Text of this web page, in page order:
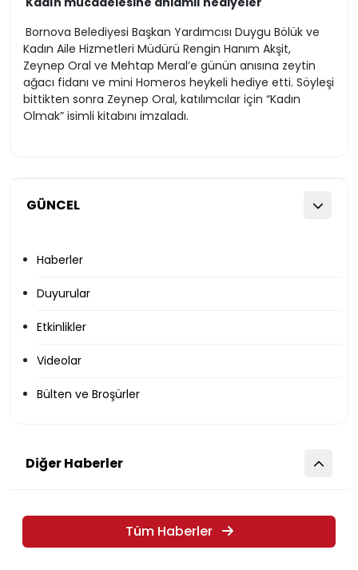
GÜNCEL
Haberler
Duyurular
Etkinlikler
Videolar
Bülten ve Broşürler
Bornova Belediyesi Başkan Yardımcısı Duygu Bölük ve
Kadın Aile Hizmetleri Müdürü Rengin Hanım Akşit,
Zeynep Oral ve Mehtap Meral’e günün anısına zeytin
ağacı fidanı ve mini Homeros heykeli hediye etti. Söyleşi
bittikten sonra Zeynep Oral, katılımcılar için “Kadın
Olmak” isimli kitabını imzaladı.
Diğer Haberler
Tüm Haberler